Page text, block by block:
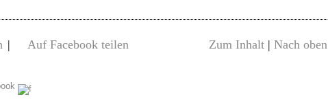
| Auf Facebook teilen Zum Inhalt | Nach oben